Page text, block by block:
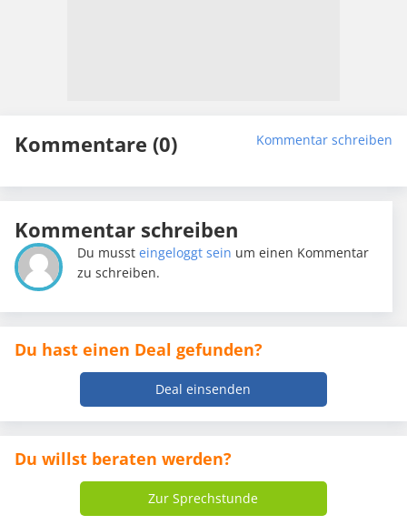
Kommentare (0) Kommentar schreiben
Kommentar schreiben
Du mussteingeloggt sein um einen Kommentar
zu schreiben.
Du hast einen Deal gefunden?
Deal einsenden
Du willst beraten werden?
Zur Sprechstunde